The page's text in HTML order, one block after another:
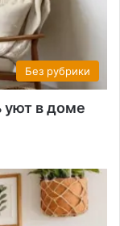
Без рубрики
уют в доме